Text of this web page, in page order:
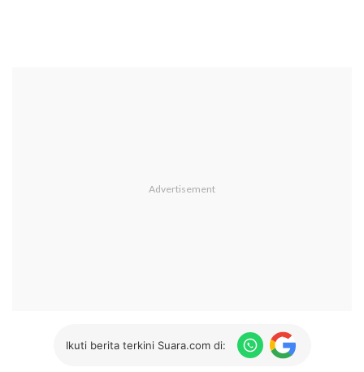
Ikuti berita terkini Suara.com di: